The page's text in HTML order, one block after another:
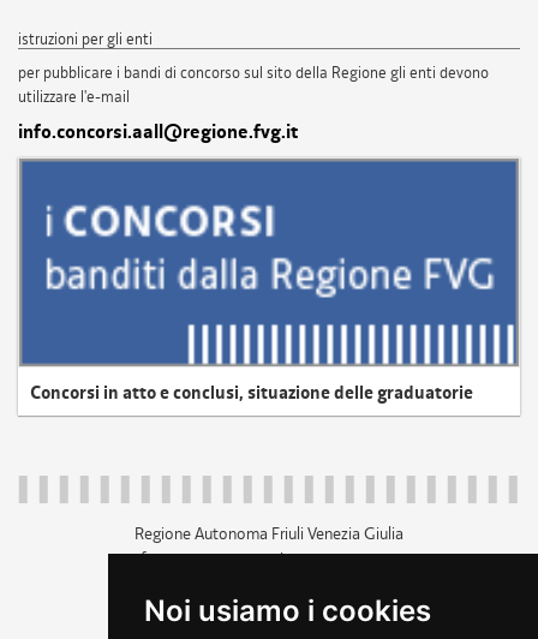
Noi usiamo i cookies
istruzioni per gli enti
per pubblicare i bandi di concorso sul sito della Regione gli enti devono
utilizzare l'e-mail
info.concorsi.aall@regione.fvg.it
Concorsi in atto e conclusi, situazione delle graduatorie
Regione Autonoma Friuli Venezia Giulia
c.f. 80014930327; p.iva 00526040324
+39 040 3771111